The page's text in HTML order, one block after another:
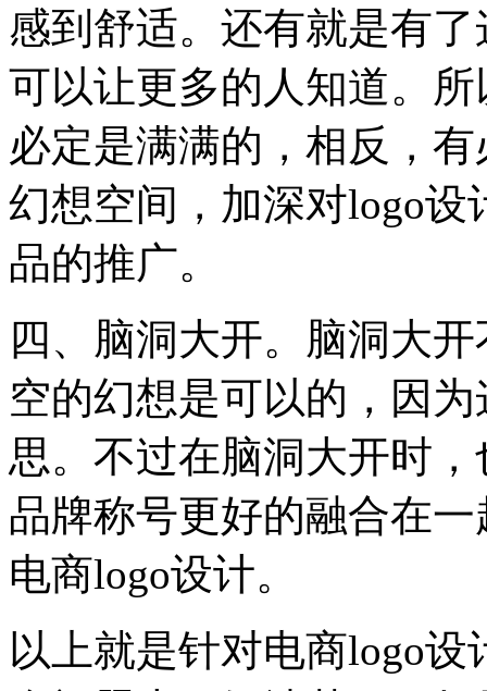
感到舒适。还有就是有
可以让更多的人知道。
必定是满满的，相反，
幻想空间，加深对logo
品的推广。
四、脑洞大开。脑洞大
空的幻想是可以的，因
思。不过在脑洞大开时
品牌称号更好的融合在
电商logo设计。
以上就是针对电商logo